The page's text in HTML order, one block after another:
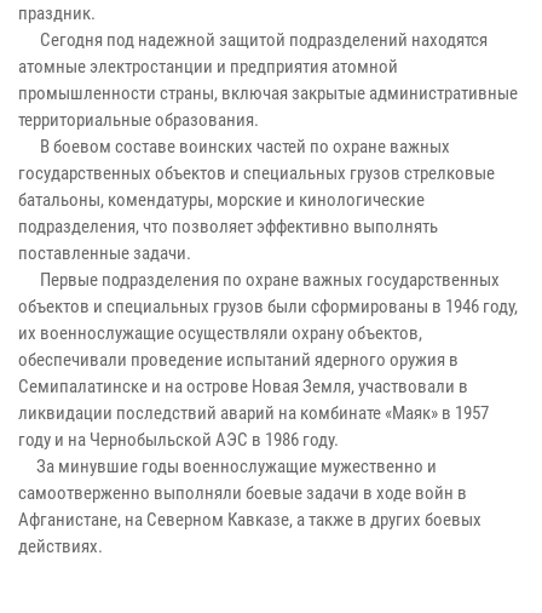
праздник.
Сегодня под надежной защитой подразделений находятся
атомные электростанции и предприятия атомной
промышленности страны, включая закрытые административные
территориальные образования.
В боевом составе воинских частей по охране важных
государственных объектов и специальных грузов стрелковые
батальоны, комендатуры, морские и кинологические
подразделения, что позволяет эффективно выполнять
поставленные задачи.
Первые подразделения по охране важных государственных
объектов и специальных грузов были сформированы в 1946 году,
их военнослужащие осуществляли охрану объектов,
обеспечивали проведение испытаний ядерного оружия в
Семипалатинске и на острове Новая Земля, участвовали в
ликвидации последствий аварий на комбинате «Маяк» в 1957
году и на Чернобыльской АЭС в 1986 году.
За минувшие годы военнослужащие мужественно и
самоотверженно выполняли боевые задачи в ходе войн в
Афганистане, на Северном Кавказе, а также в других боевых
действиях.